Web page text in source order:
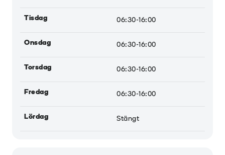
Tisdag 06:30-16:00
Onsdag 06:30-16:00
Torsdag 06:30-16:00
Fredag 06:30-16:00
Lördag Stängt